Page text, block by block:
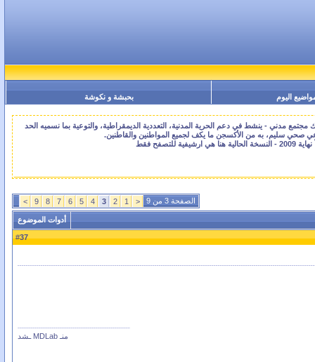
اليوم بحبشة و نكوشة
مدني - ينشط في دعم الحرية المدنية، التعددية الديمقراطية، والتوعية بما نسميه الحد
صحي سليم، به من الأكسجن ما يكف لجميع المواطنين والقاطنين.
الصفحة 3 من 9 <
1
2
3
4
5
6
7
8
9
>
أدوات الموضوع
#
37
منـ MDLab ـشد